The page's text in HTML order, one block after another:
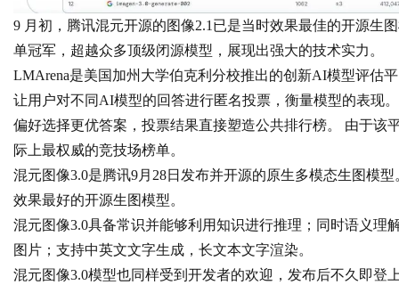
9 月初，腾讯混元开源的图像2.1已是当时效果最佳的开源生
单冠军，超越众多顶级闭源模型，展现出强大的技术实力。
LMArena是美国加州大学伯克利分校推出的创新AI模型评估
让用户对不同AI模型的回答进行匿名投票，衡量模型的表现
偏好选择更优答案，投票结果直接塑造公共排行榜。 由于该
际上最权威的竞技场榜单。
混元图像3.0是腾讯9月28日发布并开源的原生多模态生图模
效果最好的开源生图模型。
混元图像3.0具备常识并能够利用知识进行推理；同时语义
图片；支持中英文文字生成，长文本文字渲染。
混元图像3.0模型也同样受到开发者的欢迎，发布后不久即登